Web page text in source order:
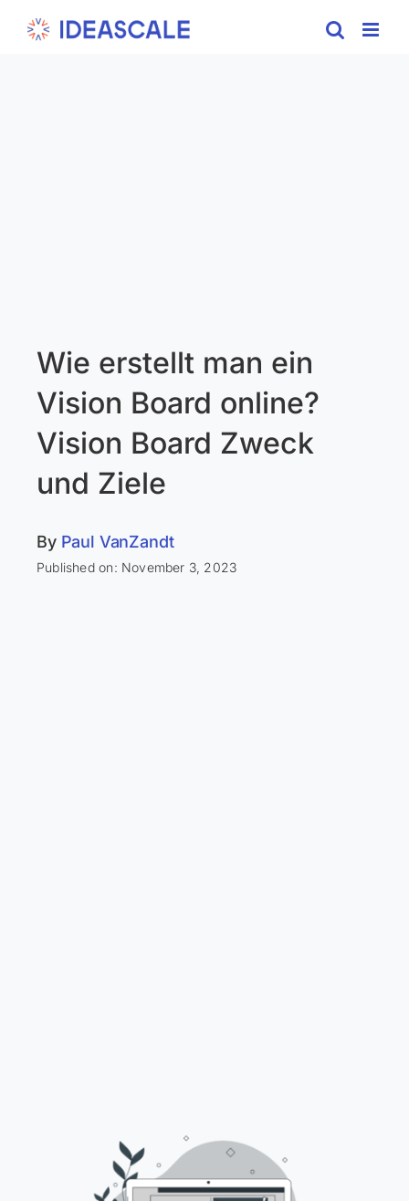
Wie erstellt man ein
Vision Board online?
Vision Board Zweck
und Ziele
By Paul VanZandt
Published on: November 3, 2023